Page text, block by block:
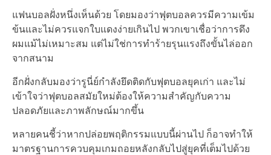
แฟนบอลฝั่งหนึ่งเห็นด้วย โดยมองว่าฟุตบอลควรมีความเข้ม
ข้นและไม่ควรแจกใบแดงง่ายเกินไป พวกเขาเชื่อว่าการดึง
ผมแม้ไม่เหมาะสม แต่ไม่ใช่การทำร้ายรุนแรงถึงขั้นไล่ออก
จากสนาม
อีกฝั่งกลับมองว่ารูนี่ย์กำลังยึดติดกับฟุตบอลยุคเก่า และไม่
เข้าใจว่าฟุตบอลสมัยใหม่ต้องให้ความสำคัญกับความ
ปลอดภัยและภาพลักษณ์มากขึ้น
หลายคนชี้ว่าหากปล่อยพฤติกรรมแบบนี้ผ่านไป ก็อาจทำให้
มาตรฐานการควบคุมเกมถอยหลังกลับไปสู่ยุคที่เต็มไปด้วย